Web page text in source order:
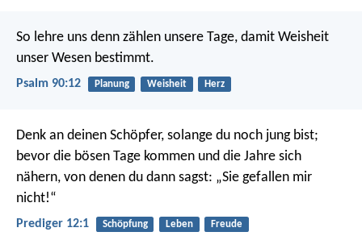
So lehre uns denn zählen unsere Tage, damit Weisheit
unser Wesen bestimmt.
Psalm 90:12 Planung Weisheit Herz
Denk an deinen Schöpfer, solange du noch jung bist;
bevor die bösen Tage kommen und die Jahre sich
nähern, von denen du dann sagst: „Sie gefallen mir
nicht!“
Prediger 12:1 Schöpfung Leben Freude